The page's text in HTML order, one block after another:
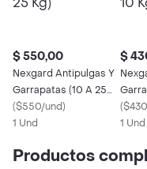
$ 550,00
Nexgard Antipulgas Y
Garrapatas (10 A 25
Kg)
($550/und)
1 Und
$
(
1 Und
Productos